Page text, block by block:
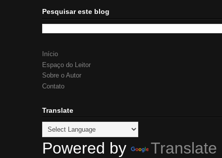
Pesquisar este blog
Início
Espaço do Leitor
Sobre o Autor
Contato
Translate
Powered by Translate